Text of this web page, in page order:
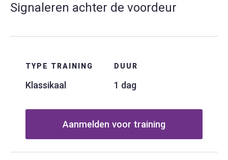
Signaleren achter de voordeur
TYPE TRAINING
Klassikaal
DUUR
1 dag
Aanmelden voor training